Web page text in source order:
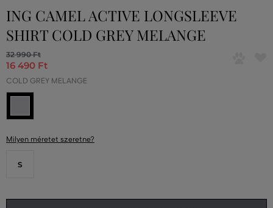
ING CAMEL ACTIVE LONGSLEEVE
SHIRT COLD GREY MELANGE
32 990 Ft
16 490 Ft
COLD GREY MELANGE
Milyen méretet szeretne?
S